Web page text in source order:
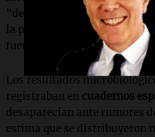
"desde arriba", a pesar de
la posible contaminación,
fuentes.
Los resultados
registraban en cuadernos
desaparecían ante rumores
estima que se distribuyeron